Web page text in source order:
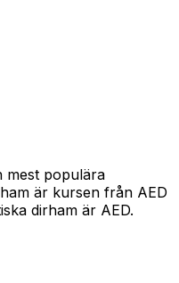
mest populära
är kursen från AED
dirham är AED.